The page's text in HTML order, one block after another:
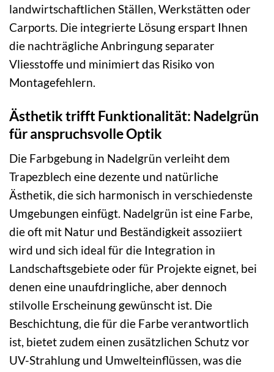
landwirtschaftlichen Ställen, Werkstätten oder
Carports. Die integrierte Lösung erspart Ihnen
die nachträgliche Anbringung separater
Vliesstoffe und minimiert das Risiko von
Montagefehlern.
Ästhetik trifft Funktionalität: Nadelgrün
für anspruchsvolle Optik
Die Farbgebung in Nadelgrün verleiht dem
Trapezblech eine dezente und natürliche
Ästhetik, die sich harmonisch in verschiedenste
Umgebungen einfügt. Nadelgrün ist eine Farbe,
die oft mit Natur und Beständigkeit assoziiert
wird und sich ideal für die Integration in
Landschaftsgebiete oder für Projekte eignet, bei
denen eine unaufdringliche, aber dennoch
stilvolle Erscheinung gewünscht ist. Die
Beschichtung, die für die Farbe verantwortlich
ist, bietet zudem einen zusätzlichen Schutz vor
UV-Strahlung und Umwelteinflüssen, was die